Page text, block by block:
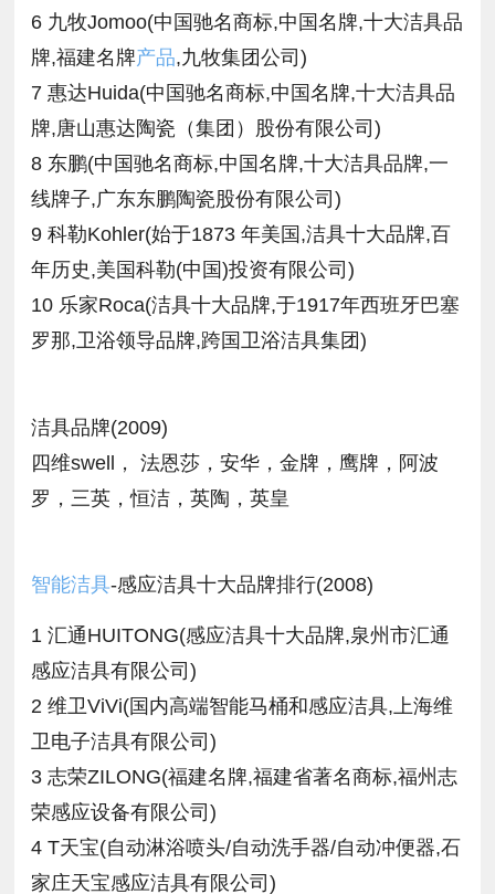
6 九牧Jomoo(中国驰名商标,中国名牌,十大洁具品
牌,福建名牌产品,九牧集团公司)
7 惠达Huida(中国驰名商标,中国名牌,十大洁具品
牌,唐山惠达陶瓷（集团）股份有限公司)
8 东鹏(中国驰名商标,中国名牌,十大洁具品牌,一
线牌子,广东东鹏陶瓷股份有限公司)
9 科勒Kohler(始于1873 年美国,洁具十大品牌,百
年历史,美国科勒(中国)投资有限公司)
10 乐家Roca(洁具十大品牌,于1917年西班牙巴塞
罗那,卫浴领导品牌,跨国卫浴洁具集团)
洁具品牌(2009)
四维swell， 法恩莎，安华，金牌，鹰牌，阿波
罗，三英，恒洁，英陶，英皇
智能洁具-感应洁具十大品牌排行(2008)
1 汇通HUITONG(感应洁具十大品牌,泉州市汇通
感应洁具有限公司)
2 维卫ViVi(国内高端智能马桶和感应洁具,上海维
卫电子洁具有限公司)
3 志荣ZILONG(福建名牌,福建省著名商标,福州志
荣感应设备有限公司)
4 T天宝(自动淋浴喷头/自动洗手器/自动冲便器,石
家庄天宝感应洁具有限公司)